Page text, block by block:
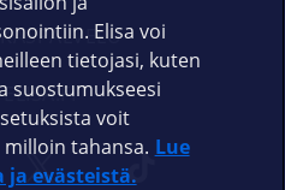
ELISA.FI
Elisa voi
tietojasi, kuten
suostumukseesi
voit
tahansa. Lue
ja evästeistä.